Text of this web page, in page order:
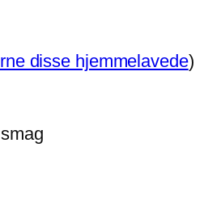
disse hjemmelavede)